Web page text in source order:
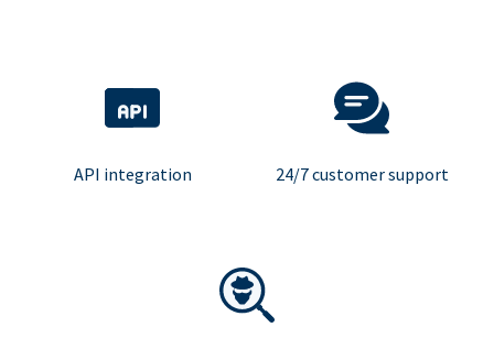
API integration 24/7 customer support